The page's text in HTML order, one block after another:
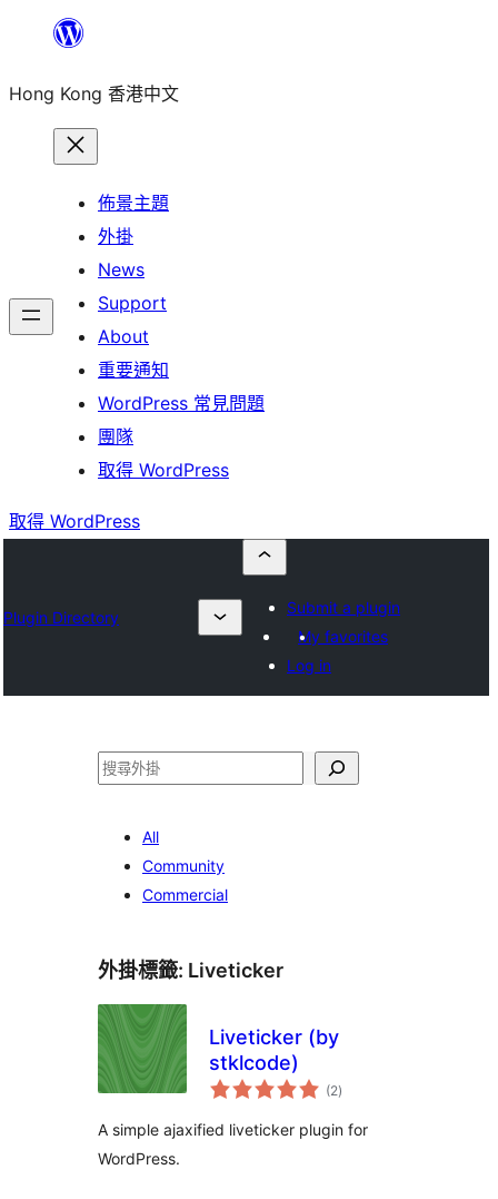
主
Hong Kong 香港中文
佈景主題
外掛
News
Support
About
重要通知
WordPress 常見問題
團隊
取得 WordPress
取得 WordPress
Plugin Directory
Submit a plugin
My favorites
Log in
搜
All
Community
Commercial
外掛標籤: Liveticker
Liveticker (by
stklcode)
(2總
評)
A simple ajaxified liveticker plugin for
WordPress.